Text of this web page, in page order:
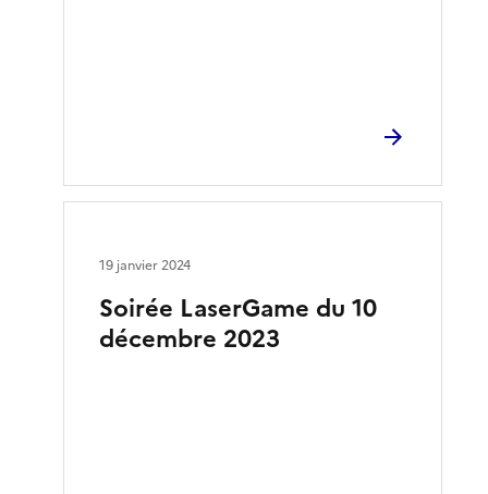
Soirée LaserGame du 10
décembre 2023
19 janvier 2024